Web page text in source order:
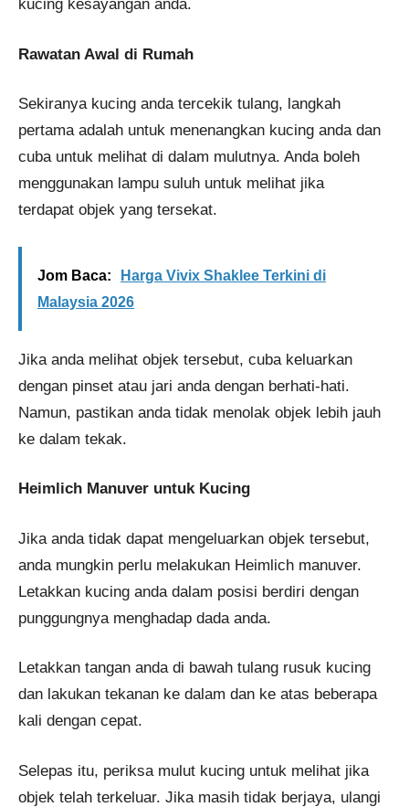
kucing kesayangan anda.
Rawatan Awal di Rumah
Sekiranya kucing anda tercekik tulang, langkah
pertama adalah untuk menenangkan kucing anda dan
cuba untuk melihat di dalam mulutnya. Anda boleh
menggunakan lampu suluh untuk melihat jika
terdapat objek yang tersekat.
Jom Baca:
Harga Vivix Shaklee Terkini di
Malaysia 2026
Jika anda melihat objek tersebut, cuba keluarkan
dengan pinset atau jari anda dengan berhati-hati.
Namun, pastikan anda tidak menolak objek lebih jauh
ke dalam tekak​​​​.
Heimlich Manuver untuk Kucing
Jika anda tidak dapat mengeluarkan objek tersebut,
anda mungkin perlu melakukan Heimlich manuver.
Letakkan kucing anda dalam posisi berdiri dengan
punggungnya menghadap dada anda.
Letakkan tangan anda di bawah tulang rusuk kucing
dan lakukan tekanan ke dalam dan ke atas beberapa
kali dengan cepat.
Selepas itu, periksa mulut kucing untuk melihat jika
objek telah terkeluar. Jika masih tidak berjaya, ulangi